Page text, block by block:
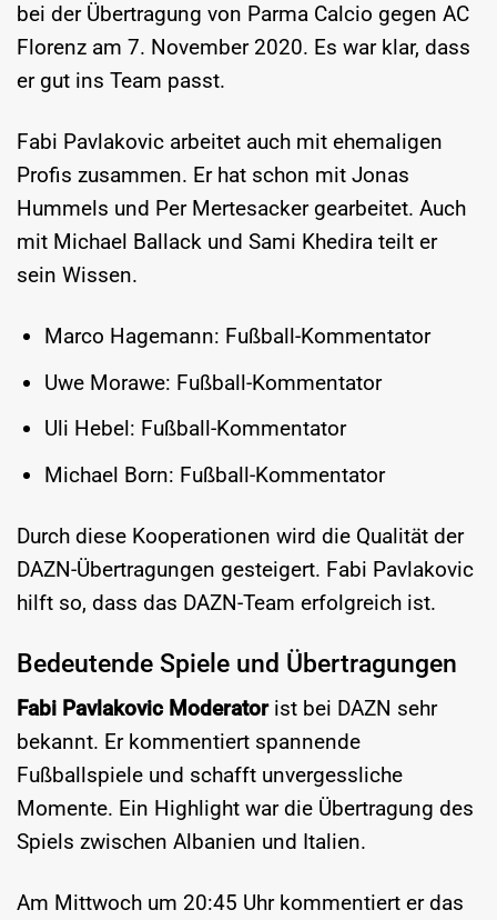
bei der Übertragung von Parma Calcio gegen AC
Florenz am 7. November 2020. Es war klar, dass
er gut ins Team passt.
Fabi Pavlakovic arbeitet auch mit ehemaligen
Profis zusammen. Er hat schon mit Jonas
Hummels und Per Mertesacker gearbeitet. Auch
mit Michael Ballack und Sami Khedira teilt er
sein Wissen.
Marco Hagemann: Fußball-Kommentator
Uwe Morawe: Fußball-Kommentator
Uli Hebel: Fußball-Kommentator
Michael Born: Fußball-Kommentator
Durch diese Kooperationen wird die Qualität der
DAZN-Übertragungen gesteigert. Fabi Pavlakovic
hilft so, dass das DAZN-Team erfolgreich ist.
Bedeutende Spiele und Übertragungen
Fabi Pavlakovic Moderatorist bei DAZN sehr
bekannt. Er kommentiert spannende
Fußballspiele und schafft unvergessliche
Momente. Ein Highlight war die Übertragung des
Spiels zwischen Albanien und Italien.
Am Mittwoch um 20:45 Uhr kommentiert er das